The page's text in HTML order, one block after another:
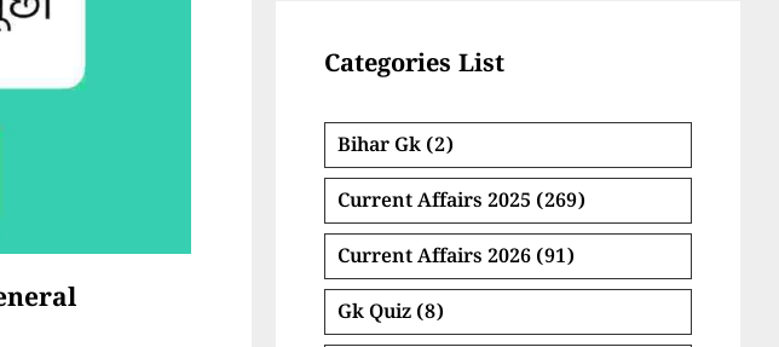
Categories List
Bihar Gk (2)
Current Affairs 2025 (269)
Current Affairs 2026 (91)
Gk Quiz (8)